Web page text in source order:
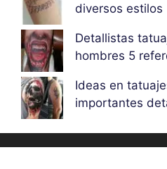
diversos estilos
Detallistas
hombres 5
Ideas en
importantes